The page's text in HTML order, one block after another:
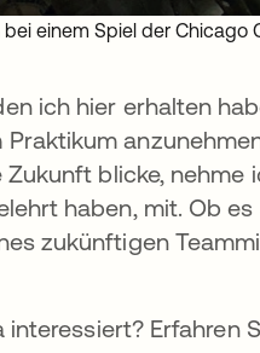
einem Spiel der Chicago
ich hier erhalten
blicke, nehme
haben, mit. Ob
zukünftigen
Erfahren